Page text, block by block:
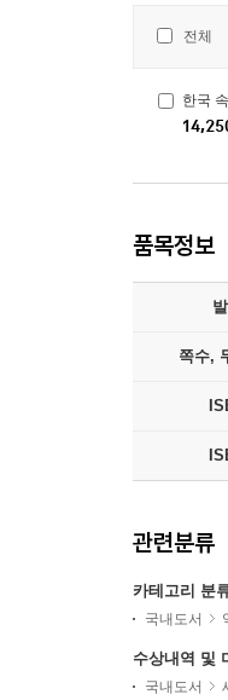
전체
한국
품목정보
쪽수,
관련분류
카테고리 분
국내도서
수상내역 및
국내도서